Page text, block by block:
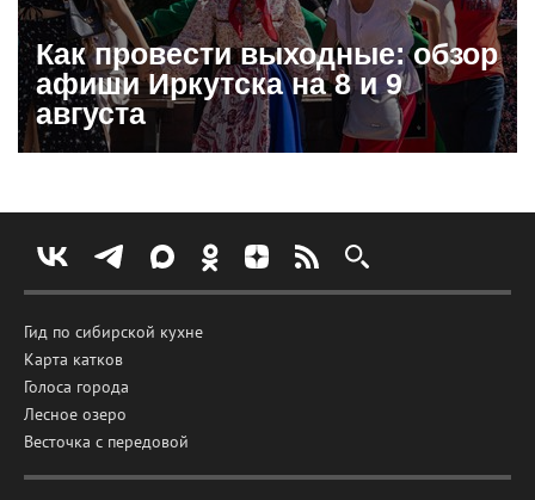
Как провести выходные: обзор
афиши Иркутска на 8 и 9
августа
Гид по сибирской кухне
Карта катков
Голоса города
Лесное озеро
Весточка с передовой